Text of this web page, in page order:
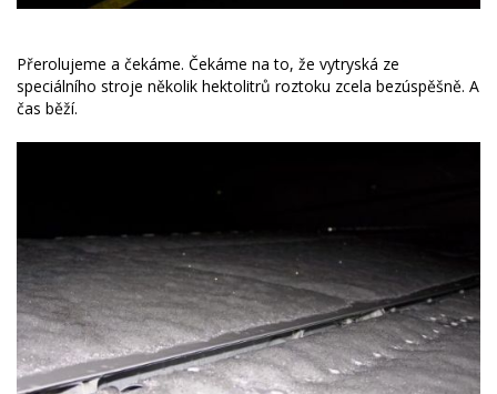
Přerolujeme a čekáme. Čekáme na to, že vytryská ze
speciálního stroje několik hektolitrů roztoku zcela bezúspěšně. A
čas běží.